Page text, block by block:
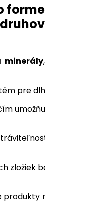
forme
minerály,
pre dlhý život vašich
umožňujú prístup ku
krmivo
zložiek bez pridaných
rastlinného